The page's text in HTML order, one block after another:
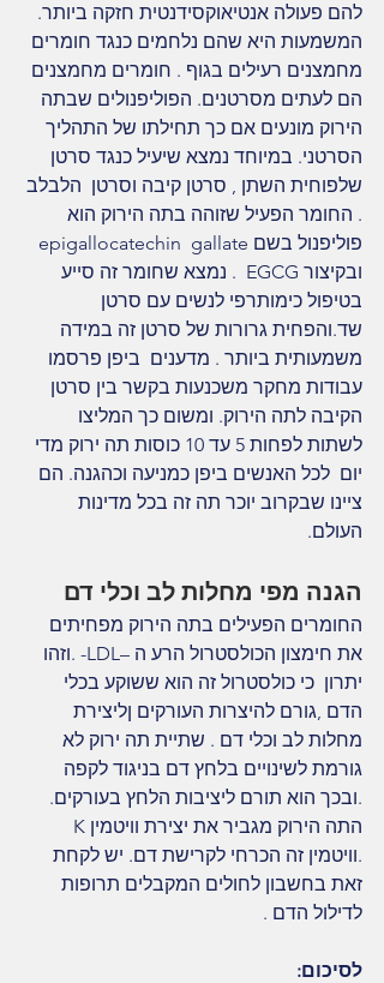
להם פעולה אנטיאוקסידנטית חזקה ביותר.
המשמעות היא שהם נלחמים כנגד חומרים
מחמצנים רעילים בגוף . חומרים מחמצנים
הם לעתים מסרטנים. הפוליפנולים שבתה
הירוק מונעים אם כך תחילתו של התהליך
הסרטני. במיוחד נמצא שיעיל כנגד סרטן
שלפוחית השתן , סרטן קיבה וסרטן  הלבלב
. החומר הפעיל שזוהה בתה הירוק הוא
ובקיצור EGCG  . נמצא שחומר זה סייע
בטיפול כימותרפי לנשים עם סרטן
שד.והפחית גרורות של סרטן זה במידה
משמעותית ביותר . מדענים  ביפן פרסמו
עבודות מחקר משכנעות בקשר בין סרטן
הקיבה לתה הירוק. ומשום כך המליצו
לשתות לפחות 5 עד 10 כוסות תה ירוק מדי
יום  לכל האנשים ביפן כמניעה וכהגנה. הם
ציינו שבקרוב יוכר תה זה בכל מדינות
העולם.
הגנה מפי מחלות לב וכלי דם
החומרים הפעילים בתה הירוק מפחיתים
את חימצון הכולסטרול הרע ה –LDL- .וזהו
יתרון  כי כולסטרול זה הוא ששוקע בכלי
הדם ,גורם להיצרות העורקים ןליצירת
מחלות לב וכלי דם . שתיית תה ירוק לא
גורמת לשינויים בלחץ דם בניגוד לקפה
.ובכך הוא תורם ליציבות הלחץ בעורקים.
.וויטמין זה הכרחי לקרישת דם. יש לקחת
זאת בחשבון לחולים המקבלים תרופות
לדילול הדם .
לסיכום: